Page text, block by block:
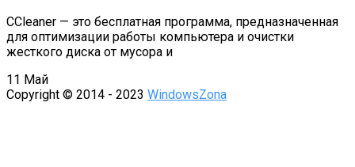
CCleaner — это бесплатная программа, предназначенная
для оптимизации работы компьютера и очистки
жесткого диска от мусора и
11 Май
Copyright © 2014 - 2023 WindowsZona